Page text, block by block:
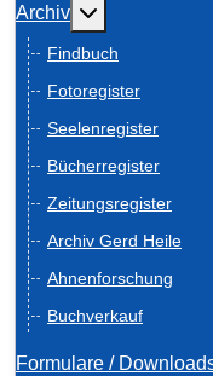
Archiv Weitere
Findbuch
Fotoregister
Seelenregister
Bücherregister
Zeitungsregister
Archiv Gerd Heile
Ahnenforschung
Buchverkauf
Formulare /